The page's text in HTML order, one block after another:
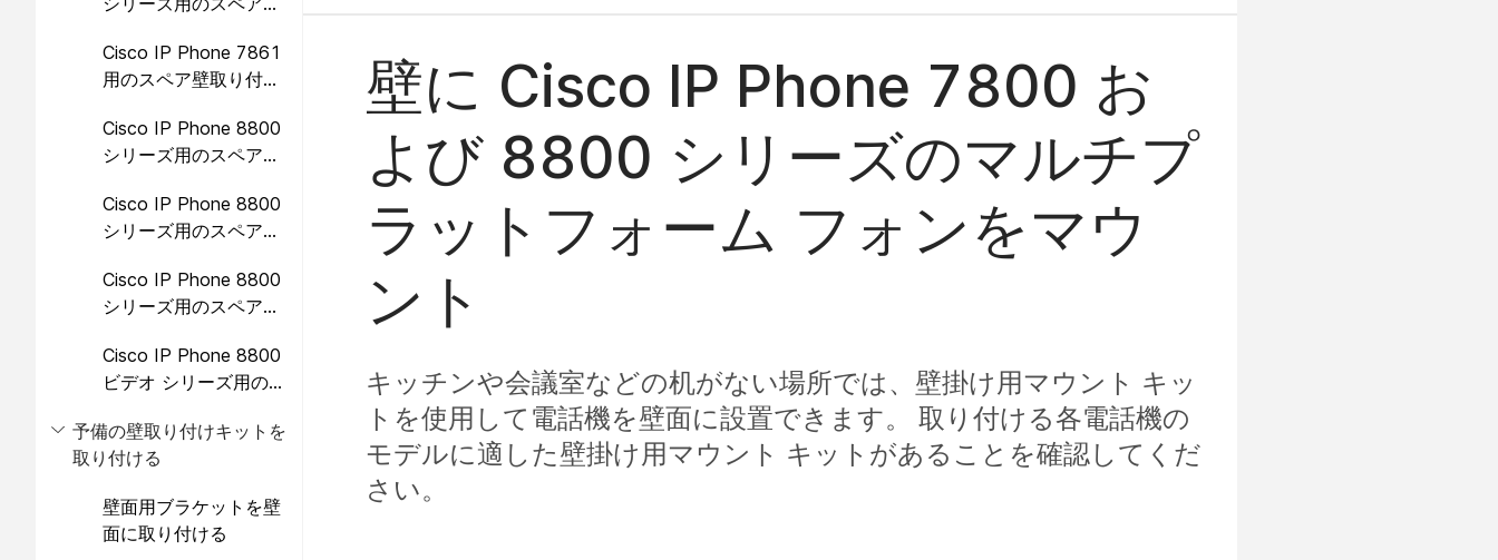
Cisco IP Phone 7861
用のスペア壁取り付け
Cisco IP Phone 8800
シリーズ用のスペア壁
Cisco IP Phone 8800
シリーズ用のスペア壁
グル 28 キー拡張モジ
ュール (ロック可能) 付
Cisco IP Phone 8800
シリーズ用のスペア壁
グル 36 キー拡張モジ
ュール付属)
Cisco IP Phone 8800
ビデオ シリーズ用のス
予備の壁取り付けキットを
取り付ける
壁面用ブラケットを壁
面に取り付ける
壁に Cisco IP Phone 7800 お
よび 8800 シリーズのマルチプ
ラットフォーム フォンをマウ
ント
キッチンや会議室などの机がない場所では、壁掛け用マウント キッ
トを使用して電話機を壁面に設置できます。 取り付ける各電話機の
モデルに適した壁掛け用マウント キットがあることを確認してくだ
さい。